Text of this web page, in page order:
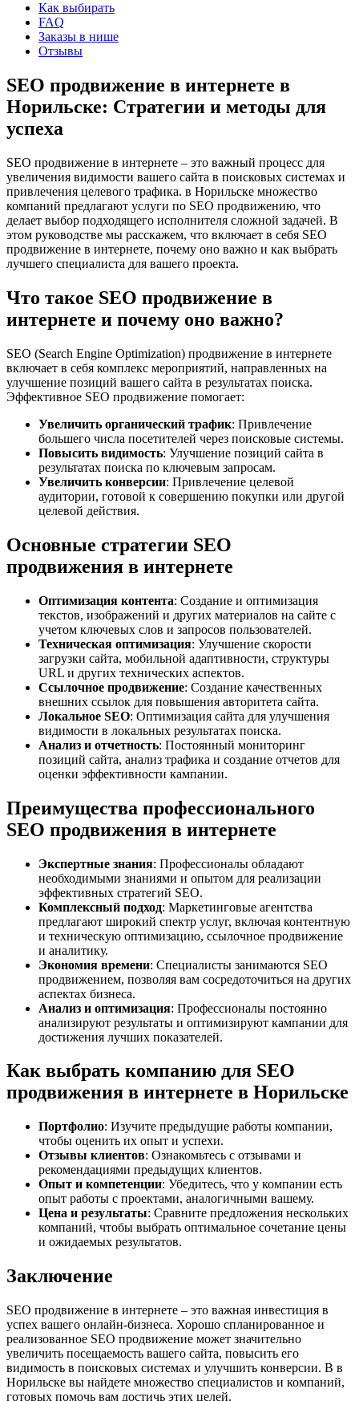
Как выбирать
FAQ
Заказы в нише
Отзывы
SEO продвижение в интернете в
Норильске: Стратегии и методы для
успеха
SEO продвижение в интернете – это важный процесс для
увеличения видимости вашего сайта в поисковых системах и
привлечения целевого трафика. в Норильске множество
компаний предлагают услуги по SEO продвижению, что
делает выбор подходящего исполнителя сложной задачей. В
этом руководстве мы расскажем, что включает в себя SEO
продвижение в интернете, почему оно важно и как выбрать
лучшего специалиста для вашего проекта.
Что такое SEO продвижение в
интернете и почему оно важно?
SEO (Search Engine Optimization) продвижение в интернете
включает в себя комплекс мероприятий, направленных на
улучшение позиций вашего сайта в результатах поиска.
Эффективное SEO продвижение помогает:
Увеличить органический трафик: Привлечение
большего числа посетителей через поисковые системы.
Повысить видимость: Улучшение позиций сайта в
результатах поиска по ключевым запросам.
Увеличить конверсии: Привлечение целевой
аудитории, готовой к совершению покупки или другой
целевой действия.
Основные стратегии SEO
продвижения в интернете
Оптимизация контента: Создание и оптимизация
текстов, изображений и других материалов на сайте с
учетом ключевых слов и запросов пользователей.
Техническая оптимизация: Улучшение скорости
загрузки сайта, мобильной адаптивности, структуры
URL и других технических аспектов.
Ссылочное продвижение: Создание качественных
внешних ссылок для повышения авторитета сайта.
Локальное SEO: Оптимизация сайта для улучшения
видимости в локальных результатах поиска.
Анализ и отчетность: Постоянный мониторинг
позиций сайта, анализ трафика и создание отчетов для
оценки эффективности кампании.
Преимущества профессионального
SEO продвижения в интернете
Экспертные знания: Профессионалы обладают
необходимыми знаниями и опытом для реализации
эффективных стратегий SEO.
Комплексный подход: Маркетинговые агентства
предлагают широкий спектр услуг, включая контентную
и техническую оптимизацию, ссылочное продвижение
и аналитику.
Экономия времени: Специалисты занимаются SEO
продвижением, позволяя вам сосредоточиться на других
аспектах бизнеса.
Анализ и оптимизация: Профессионалы постоянно
анализируют результаты и оптимизируют кампании для
достижения лучших показателей.
Как выбрать компанию для SEO
продвижения в интернете в Норильске
Портфолио: Изучите предыдущие работы компании,
чтобы оценить их опыт и успехи.
Отзывы клиентов: Ознакомьтесь с отзывами и
рекомендациями предыдущих клиентов.
Опыт и компетенции: Убедитесь, что у компании есть
опыт работы с проектами, аналогичными вашему.
Цена и результаты: Сравните предложения нескольких
компаний, чтобы выбрать оптимальное сочетание цены
и ожидаемых результатов.
Заключение
SEO продвижение в интернете – это важная инвестиция в
успех вашего онлайн-бизнеса. Хорошо спланированное и
реализованное SEO продвижение может значительно
увеличить посещаемость вашего сайта, повысить его
видимость в поисковых системах и улучшить конверсии. В в
Норильске вы найдете множество специалистов и компаний,
готовых помочь вам достичь этих целей.